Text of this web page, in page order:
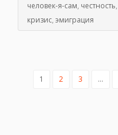
человек-я-сам, честность,
кризис, эмиграция
1 2 3 …